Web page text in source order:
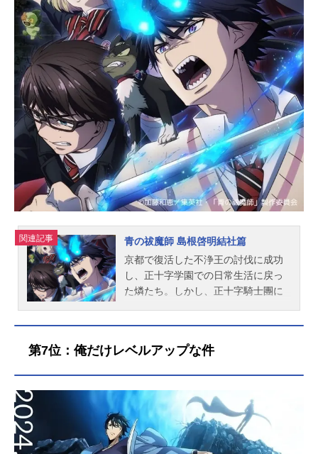
カズキ：高梨謙吾ローズ：田中敦子
アマコ：会沢紗弥ブルリン：渡辺明
乃トング：伊藤健太郎ミル：堀井茶
渡アレク：奈良徹ゴムル：堀総士郎
グルド：藤井隼オルガ：中村源太ウ
ルル：青山吉能セリア：上田麗奈ロ
イド王：家中宏シグルス：てらそま
まさきセルジオ：千葉進歩ウェルシ
ー：長縄まりあアルク：小松昌平ア
ーミラ：上田瞳ヒュルルク：羽多野
渉アウ...
関連記事
青の祓魔師 島根啓明結社篇
京都で復活した不浄王の討伐に成功
し、正十字学園での日常生活に戻っ
た燐たち。しかし、正十字騎士團に
園で起こる不可思議な現象を解決し
総帥である光の王・ルシフェルが突
如現れる。ルシフェルは正十字騎士
團に宣戦布告する——魔神サタンを
復活させ、物質界(アッシャー)と虚無
第7位：俺だけレベルアップな件